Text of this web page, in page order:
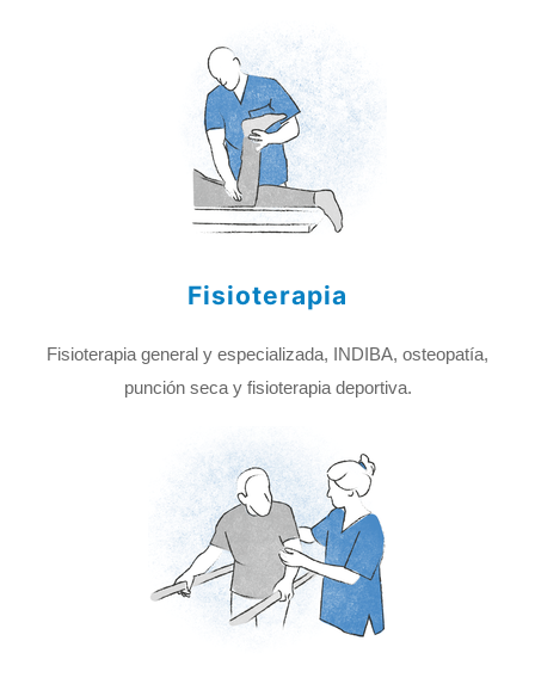
Fisioterapia
Fisioterapia general y especializada, INDIBA, osteopatía,
punción seca y fisioterapia deportiva.